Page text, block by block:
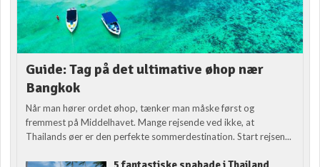
Guide: Tag på det ultimative øhop nær
Bangkok
Når man hører ordet øhop, tænker man måske først og
fremmest på Middelhavet. Mange rejsende ved ikke, at
Thailands øer er den perfekte sommerdestination. Start rejsen...